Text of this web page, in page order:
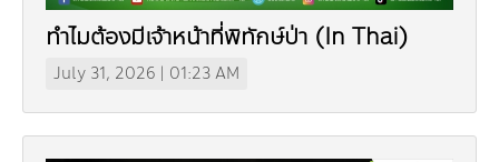
Annual Report | Statements Report
Green Office
Awards and Honors
Green Procurement
Environmental Study
Environmental Policy and Plan
TBCSD
ทำไมต้องมีเจ้าหน้าที่พิทักษ์ป่า (In Thai)
July 31, 2026 | 01:23 AM